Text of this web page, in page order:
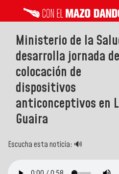
Ministerio de la
desarrolla jornada de
colocación de
dispositivos
anticonceptivos en
Guaira
Escucha esta noticia: 🔊